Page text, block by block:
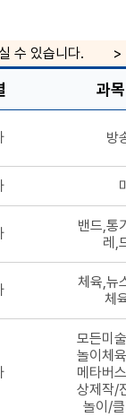
수 있습니다.
과
방
밴드,통
레,
체육,뉴
체
모든미
놀이체
메타버
상제작/
놀이/